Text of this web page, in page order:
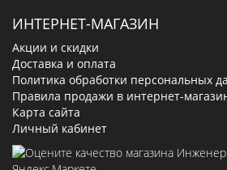
ИНТЕРНЕТ-МАГАЗИН
Акции и скидки
Доставка и оплата
Политика обработки персональных
Правила продажи в интернет-
Карта сайта
Личный кабинет